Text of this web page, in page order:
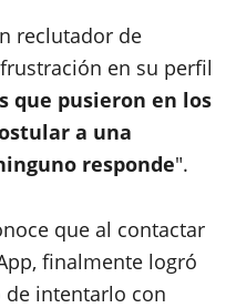
reclutador de
en su perfil
que pusieron en los
a una
responde".
que al contactar
finalmente logró
de intentarlo con